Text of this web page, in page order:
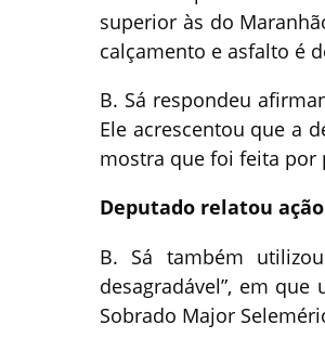
superior às do
calçamento e asfalto é
B. Sá respondeu
Ele acrescentou que a
mostra que foi feita por
Deputado relatou
B. Sá também
desagradável”, em
Sobrado Major